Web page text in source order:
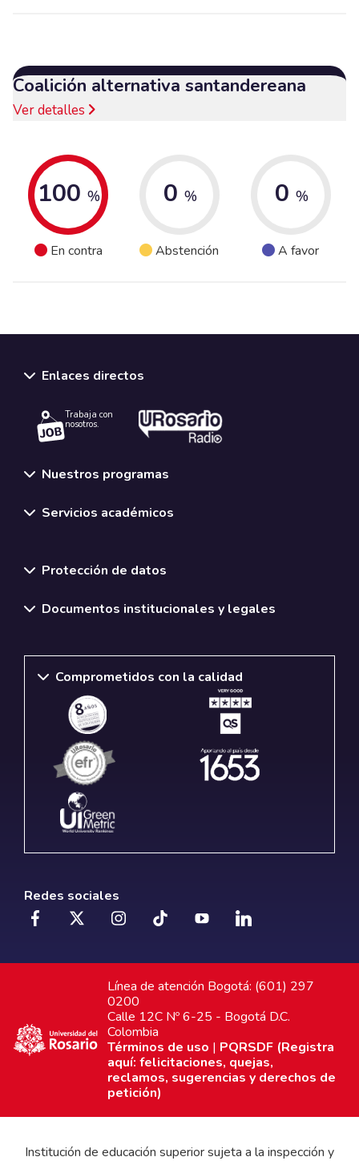
Coalición alternativa santandereana
Ver detalles
100 %
En contra
0 %
Abstención
0 %
A favor
Enlaces directos
Trabaja con
nosotros.
Nuestros programas
Servicios académicos
Protección de datos
Documentos institucionales y legales
Comprometidos con la calidad
Redes sociales
Línea de atención Bogotá: (601) 297
0200
Calle 12C Nº 6-25 - Bogotá D.C.
Colombia
Términos de uso | PQRSDF (Registra
aquí: felicitaciones, quejas,
reclamos, sugerencias y derechos de
petición)
Institución de educación superior sujeta a la inspección y